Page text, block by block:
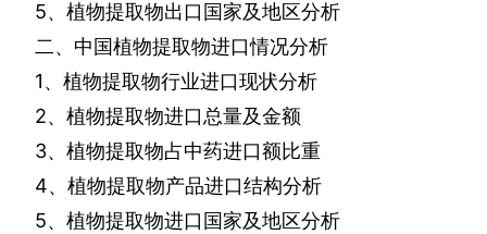
5、植物提取物出口国家及地区分析
二、中国植物提取物进口情况分析
1、植物提取物行业进口现状分析
2、植物提取物进口总量及金额
3、植物提取物占中药进口额比重
4、植物提取物产品进口结构分析
5、植物提取物进口国家及地区分析